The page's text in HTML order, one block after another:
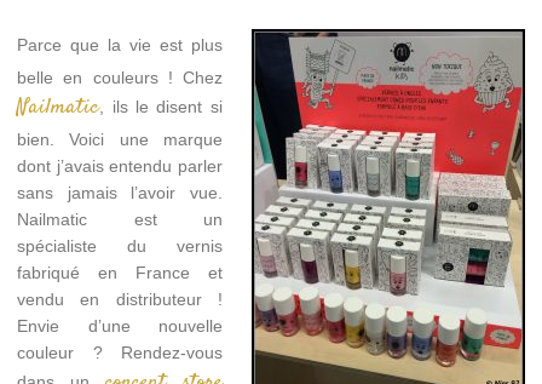
Parce que la vie est plus
belle en couleurs ! Chez
Nailmatic, ils le disent si
bien. Voici une marque
dont j’avais entendu parler
sans jamais l’avoir vue.
Nailmatic est un
spécialiste du vernis
fabriqué en France et
vendu en distributeur !
Envie d’une nouvelle
couleur ? Rendez-vous